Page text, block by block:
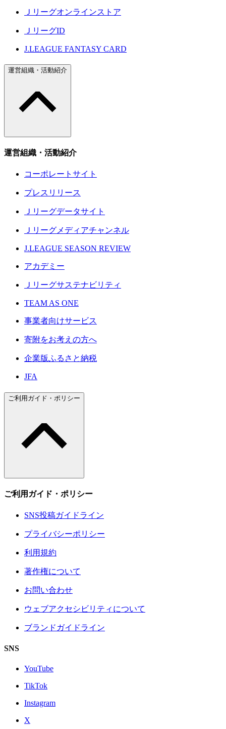
Ｊリーグオンラインストア
ＪリーグID
J.LEAGUE FANTASY CARD
運営組織・活動紹介
運営組織・活動紹介
コーポレートサイト
プレスリリース
Ｊリーグデータサイト
Ｊリーグメディアチャンネル
J.LEAGUE SEASON REVIEW
アカデミー
Ｊリーグサステナビリティ
TEAM AS ONE
事業者向けサービス
寄附をお考えの方へ
企業版ふるさと納税
JFA
ご利用ガイド・ポリシー
ご利用ガイド・ポリシー
SNS投稿ガイドライン
プライバシーポリシー
利用規約
著作権について
お問い合わせ
ウェブアクセシビリティについて
ブランドガイドライン
SNS
YouTube
TikTok
Instagram
X